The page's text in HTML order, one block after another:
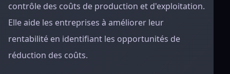
contrôle des coûts de production et d'exploitation.
Elle aide les entreprises à améliorer leur
rentabilité en identifiant les opportunités de
réduction des coûts.